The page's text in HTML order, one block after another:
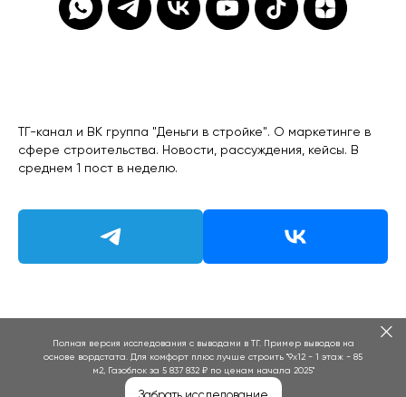
ТГ-канал и ВК группа "Деньги в стройке". О маркетинге в
сфере строительства. Новости, рассуждения, кейсы. В
среднем 1 пост в неделю.
Полная версия исследования с выводами в ТГ. Пример выводов на
основе вордстата. Для комфорт плюс лучше строить "9х12 - 1 этаж - 85
м2, Газоблок за 5 837 832 ₽ по ценам начала 2025"